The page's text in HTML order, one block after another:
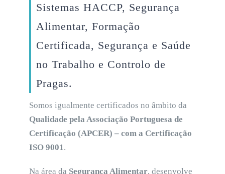
Sistemas HACCP, Segurança
Alimentar, Formação
Certificada, Segurança e Saúde
no Trabalho e Controlo de
Pragas.
Somos igualmente certificados no âmbito da
Qualidade pela Associação Portuguesa de
Certificação (APCER) – com a Certificação
ISO 9001.
Na área da Segurança Alimentar, desenvolve